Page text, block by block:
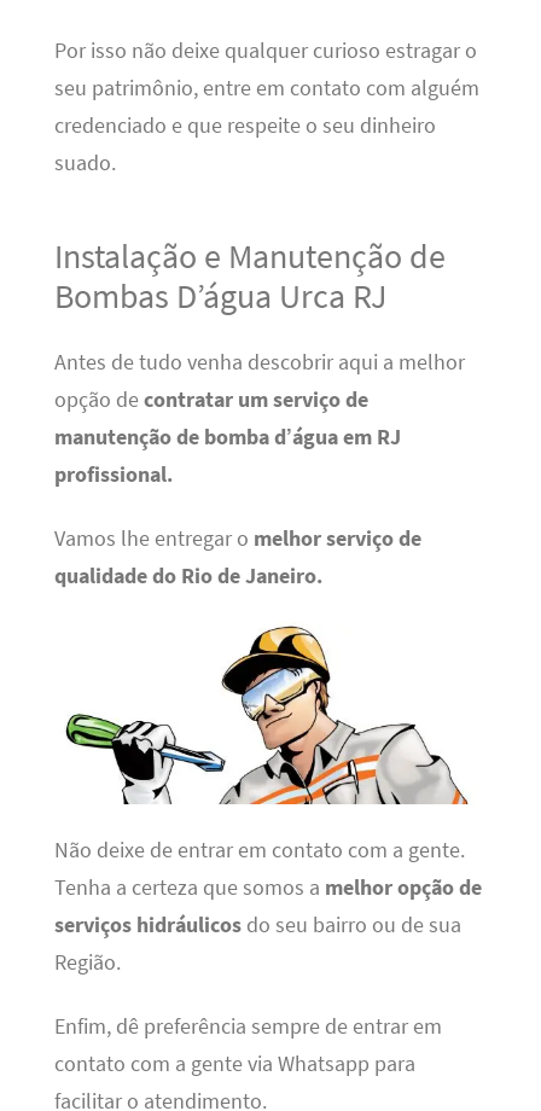
Por isso não deixe qualquer curioso estragar o
seu patrimônio, entre em contato com alguém
credenciado e que respeite o seu dinheiro
suado.
Instalação e Manutenção de
Bombas D’água Urca RJ
Antes de tudo venha descobrir aqui a melhor
opção decontratar um serviço de
manutenção de bombad’água em RJ
profissional.
Vamos lhe entregar o melhor serviço de
qualidade do Rio de Janeiro.
Não deixe de entrar em contato com a gente.
Tenha a certeza que somos a melhor opção de
serviços hidráulicosdo seu bairro ou de sua
Região.
Enfim, dê preferência sempre de entrar em
contato com a gente via Whatsapp para
facilitar o atendimento.